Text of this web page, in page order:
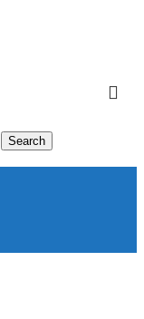
Search